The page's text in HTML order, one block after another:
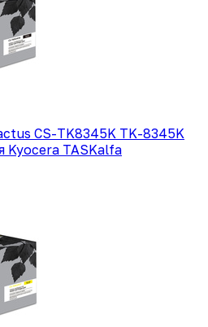
CS-TK8345K TK-8345K
Kyocera TASKalfa